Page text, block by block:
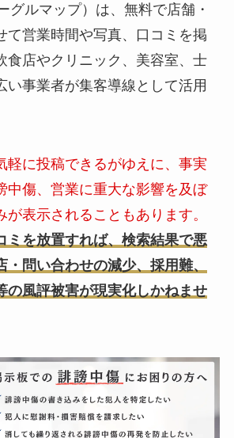
グルマップ）は、無料で店舗・
て営業時間や写真、口コミを掲
食店やクリニック、美容室、士
い事業者が集客導線として活用
軽に投稿できるがゆえに、事実
中傷、営業に重大な影響を及ぼ
表示されることもあります。
ミを放置すれば、検索結果で悪
問い合わせの減少、採用難、
の風評被害が現実化しかねませ